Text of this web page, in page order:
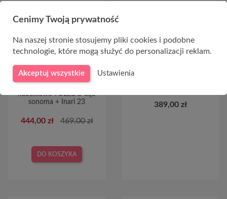
Krzesła tapicerowane
kubełkowe TOLEDO dąb
sonoma + Inari 23
444,00 zł 469,00 zł
DO KOSZYKA
389,00 zł
Cenimy Twoją prywatność
Na naszej stronie stosujemy pliki cookies i podobne
technologie, które mogą służyć do personalizacji reklam.
Akceptuj wszystkie Ustawienia